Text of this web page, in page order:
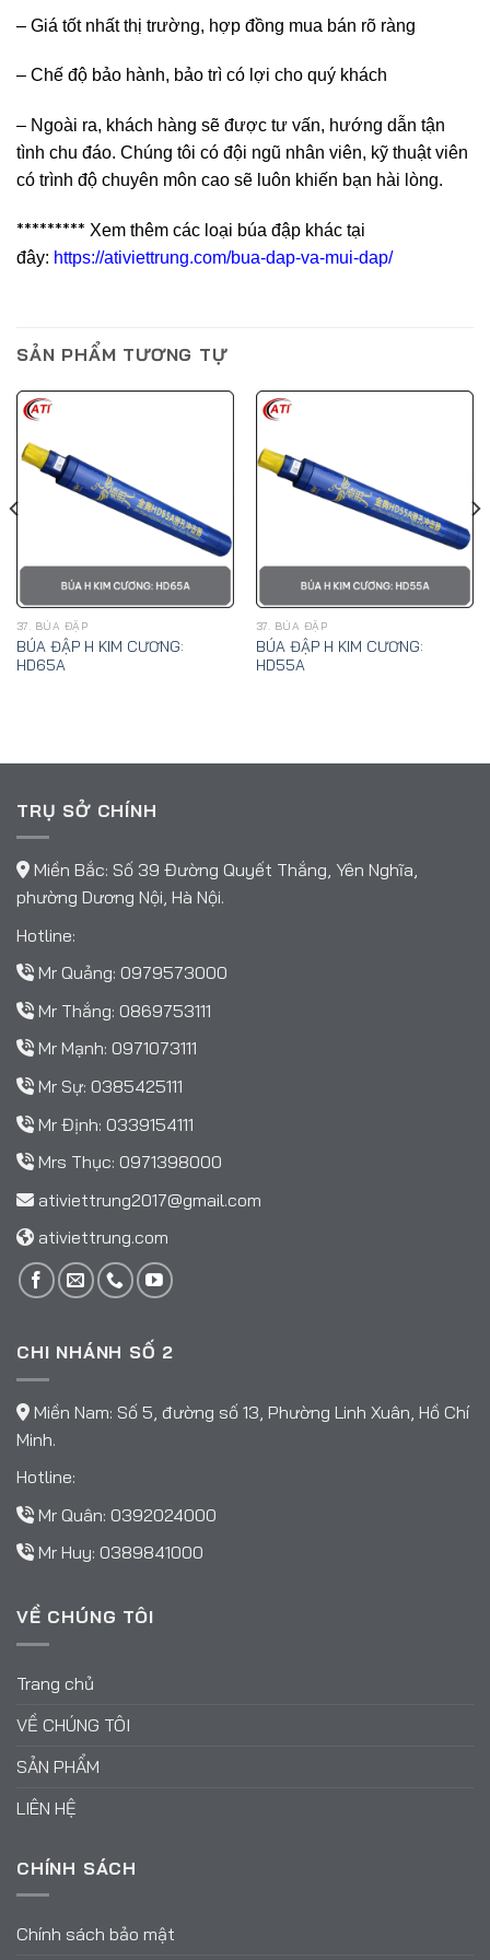
– Giá tốt nhất thị trường, hợp đồng mua bán rõ ràng
– Chế độ bảo hành, bảo trì có lợi cho quý khách
– Ngoài ra, khách hàng sẽ được tư vấn, hướng dẫn tận
tình chu đáo. Chúng tôi có đội ngũ nhân viên, kỹ thuật viên
có trình độ chuyên môn cao sẽ luôn khiến bạn hài lòng.
********* Xem thêm các loại búa đập khác tại
đây: https://ativiettrung.com/bua-dap-va-mui-dap/
SẢN PHẨM TƯƠNG TỰ
37. BÚA ĐẬP
BÚA ĐẬP H KIM CƯƠNG:
HD65A
37. BÚA ĐẬP
BÚA ĐẬP H KIM CƯƠNG:
HD55A
TRỤ SỞ CHÍNH
Miền Bắc: Số 39 Đường Quyết Thắng, Yên Nghĩa,
phường Dương Nội, Hà Nội.
Hotline:
Mr Quảng: 0979573000
Mr Thắng: 0869753111
Mr Mạnh: 0971073111
Mr Sự: 0385425111
Mr Định: 0339154111
Mrs Thục: 0971398000
ativiettrung2017@gmail.com
ativiettrung.com
CHI NHÁNH SỐ 2
Miền Nam: Số 5, đường số 13, Phường Linh Xuân, Hồ Chí
Minh.
Hotline:
Mr Quân: 0392024000
Mr Huy: 0389841000
VỀ CHÚNG TÔI
Trang chủ
VỀ CHÚNG TÔI
SẢN PHẨM
LIÊN HỆ
CHÍNH SÁCH
Chính sách bảo mật